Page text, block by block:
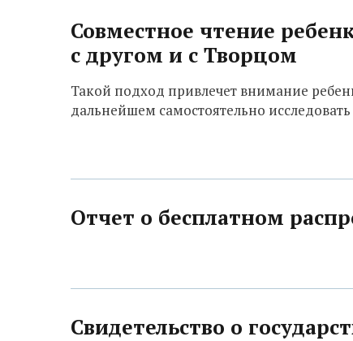
Совместное чтение
с другом и с Творцом
Такой подход привлечет внимание
дальнейшем самостоятельно
Отчет о бесплатном
Свидетельство о